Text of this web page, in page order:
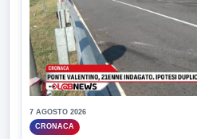
7 AGOSTO 2026
CRONACA